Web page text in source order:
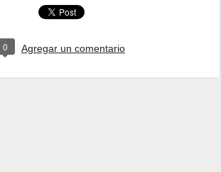
0 Agregar un comentario